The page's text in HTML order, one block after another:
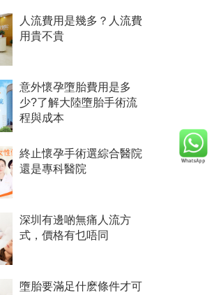
人流費用是幾多？人流費
用貴不貴
意外懷孕墮胎費用是多
少?了解大陸墮胎手術流
程與成本
終止懷孕手術選綜合醫院
還是專科醫院
深圳有邊啲無痛人流方
式，價格有乜唔同
墮胎要滿足什麽條件才可